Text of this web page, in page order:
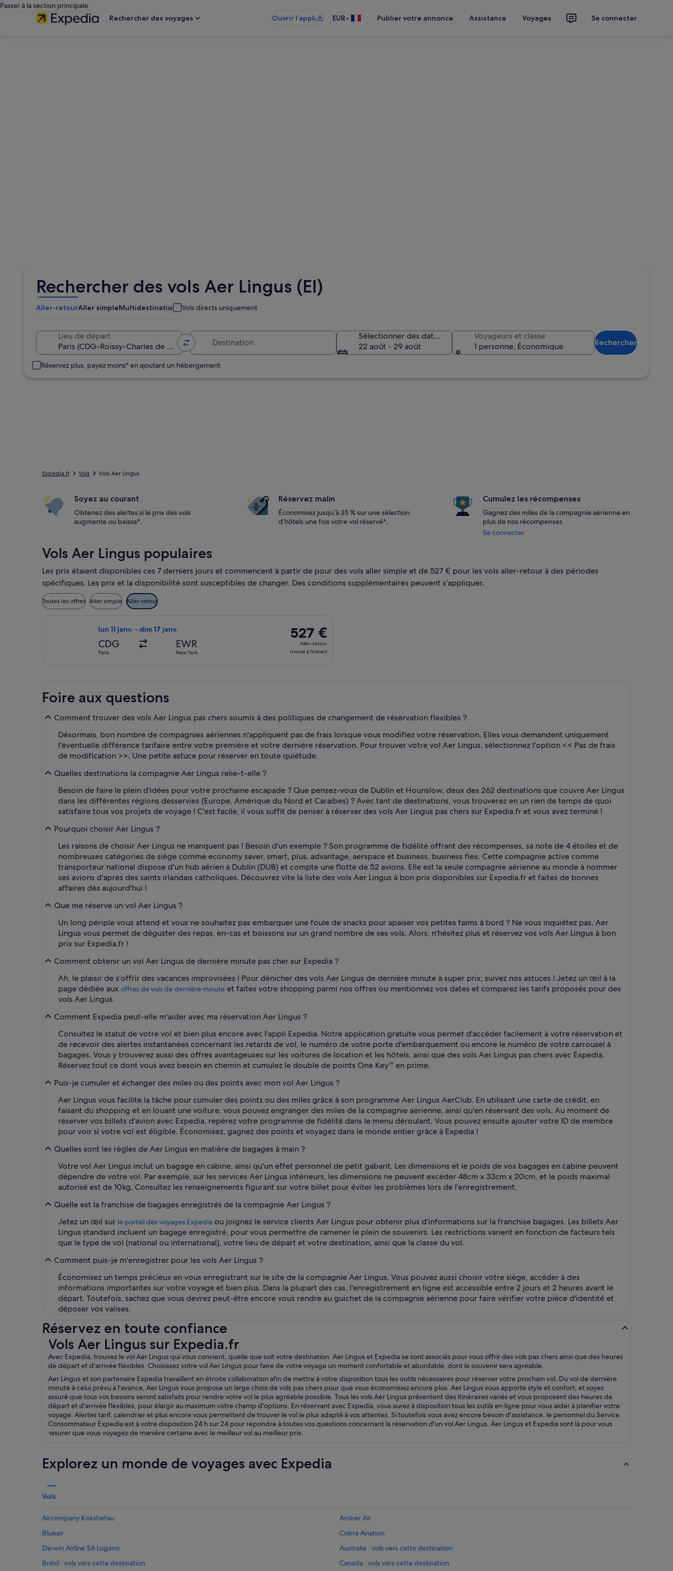
Passer à la section principale
Rechercher des voyages
Ouvrir l’appli EUR• Publier votre annonce Assistance Voyages Se connecter
Rechercher des vols Aer Lingus (EI)
Aller-retourAller simpleMultidestination Vols directs uniquement
Lieu de départ
Sélectionner des dates
22 août - 29 août
Voyageurs et classe
1 personne, Économique
Rechercher
Réservez plus, payez moins* en ajoutant un hébergement
Expedia.fr Vols Vols Aer Lingus
Soyez au courant
Obtenez des alertes si le prix des vols
augmente ou baisse*.
Réservez malin
Économisez jusqu’à 35 % sur une sélection
d’hôtels une fois votre vol réservé*.
Cumulez les récompenses
Gagnez des miles de la compagnie aérienne en
plus de nos récompenses.
Se connecter
Vols Aer Lingus populaires
Les prix étaient disponibles ces 7 derniers jours et commencent à partir de pour des vols aller simple et de 527 € pour les vols aller-retour à des périodes
spécifiques. Les prix et la disponibilité sont susceptibles de changer. Des conditions supplémentaires peuvent s’appliquer.
Toutes les offres Aller simple Aller-retour
lun 11 janv. - dim 17 janv.
CDG
Paris
EWR
New York
527 €
Aller-
retour,
527 €
Aller-retour
trouvé à l’instant
Foire aux questions
Comment trouver des vols Aer Lingus pas chers soumis à des politiques de changement de réservation flexibles ?
Désormais, bon nombre de compagnies aériennes n'appliquent pas de frais lorsque vous modifiez votre réservation. Elles vous demandent uniquement
l'éventuelle différence tarifaire entre votre première et votre dernière réservation. Pour trouver votre vol Aer Lingus, sélectionnez l'option << Pas de frais
de modification >>. Une petite astuce pour réserver en toute quiétude.
Quelles destinations la compagnie Aer Lingus relie-t-elle ?
Besoin de faire le plein d'idées pour votre prochaine escapade ? Que pensez-vous de Dublin et Hounslow, deux des 262 destinations que couvre Aer Lingus
dans les différentes régions desservies (Europe, Amérique du Nord et Caraïbes) ? Avec tant de destinations, vous trouverez en un rien de temps de quoi
satisfaire tous vos projets de voyage ! C'est facile, il vous suffit de penser à réserver des vols Aer Lingus pas chers sur Expedia.fr et vous avez terminé !
Pourquoi choisir Aer Lingus ?
Les raisons de choisir Aer Lingus ne manquent pas ! Besoin d'un exemple ? Son programme de fidélité offrant des récompenses, sa note de 4 étoiles et de
nombreuses catégories de siège comme economy saver, smart, plus, advantage, aerspace et business, business flex. Cette compagnie active comme
transporteur national dispose d'un hub aérien à Dublin (DUB) et compte une flotte de 52 avions. Elle est la seule compagnie aérienne au monde à nommer
ses avions d'après des saints irlandais catholiques. Découvrez vite la liste des vols Aer Lingus à bon prix disponibles sur Expedia.fr et faites de bonnes
affaires dès aujourd'hui !
Que me réserve un vol Aer Lingus ?
Un long périple vous attend et vous ne souhaitez pas embarquer une foule de snacks pour apaiser vos petites faims à bord ? Ne vous inquiétez pas, Aer
Lingus vous permet de déguster des repas, en-cas et boissons sur un grand nombre de ses vols. Alors, n'hésitez plus et réservez vos vols Aer Lingus à bon
prix sur Expedia.fr !
Comment obtenir un vol Aer Lingus de dernière minute pas cher sur Expedia ?
Ah, le plaisir de s'offrir des vacances improvisées ! Pour dénicher des vols Aer Lingus de dernière minute à super prix, suivez nos astuces ! Jetez un œil à la
page dédiée aux offres de vols de dernière minute et faites votre shopping parmi nos offres ou mentionnez vos dates et comparez les tarifs proposés pour des
vols Aer Lingus.
Comment Expedia peut-elle m'aider avec ma réservation Aer Lingus ?
Consultez le statut de votre vol et bien plus encore avec l'appli Expedia. Notre application gratuite vous permet d'accéder facilement à votre réservation et
de recevoir des alertes instantanées concernant les retards de vol, le numéro de votre porte d'embarquement ou encore le numéro de votre carrousel à
bagages. Vous y trouverez aussi des offres avantageuses sur les voitures de location et les hôtels, ainsi que des vols Aer Lingus pas chers avec Expedia.
Réservez tout ce dont vous avez besoin en chemin et cumulez le double de points One Key™ en prime.
Puis-je cumuler et échanger des miles ou des points avec mon vol Aer Lingus ?
Aer Lingus vous facilite la tâche pour cumuler des points ou des miles grâce à son programme Aer Lingus AerClub. En utilisant une carte de crédit, en
faisant du shopping et en louant une voiture, vous pouvez engranger des miles de la compagnie aérienne, ainsi qu'en réservant des vols. Au moment de
réserver vos billets d'avion avec Expedia, repérez votre programme de fidélité dans le menu déroulant. Vous pouvez ensuite ajouter votre ID de membre
pour voir si votre vol est éligible. Économisez, gagnez des points et voyagez dans le monde entier grâce à Expedia !
Quelles sont les règles de Aer Lingus en matière de bagages à main ?
Votre vol Aer Lingus inclut un bagage en cabine, ainsi qu'un effet personnel de petit gabarit. Les dimensions et le poids de vos bagages en cabine peuvent
dépendre de votre vol. Par exemple, sur les services Aer Lingus intérieurs, les dimensions ne peuvent excéder 48cm x 33cm x 20cm, et le poids maximal
autorisé est de 10kg. Consultez les renseignements figurant sur votre billet pour éviter les problèmes lors de l'enregistrement.
Quelle est la franchise de bagages enregistrés de la compagnie Aer Lingus ?
Jetez un œil sur le portail des voyages Expedia ou joignez le service clients Aer Lingus pour obtenir plus d'informations sur la franchise bagages. Les billets Aer
Lingus standard incluent un bagage enregistré, pour vous permettre de ramener le plein de souvenirs. Les restrictions varient en fonction de facteurs tels
que le type de vol (national ou international), votre lieu de départ et votre destination, ainsi que la classe du vol.
Comment puis-je m'enregistrer pour les vols Aer Lingus ?
Économisez un temps précieux en vous enregistrant sur le site de la compagnie Aer Lingus. Vous pouvez aussi choisir votre siège, accéder à des
informations importantes sur votre voyage et bien plus. Dans la plupart des cas, l'enregistrement en ligne est accessible entre 2 jours et 2 heures avant le
départ. Toutefois, sachez que vous devrez peut-être encore vous rendre au guichet de la compagnie aérienne pour faire vérifier votre pièce d'identité et
déposer vos valises.
Réservez en toute confiance
Vols Aer Lingus sur Expedia.fr
Avec Expedia, trouvez le vol Aer Lingus qui vous convient, quelle que soit votre destination. Aer Lingus et Expedia se sont associés pour vous offrir des vols pas chers ainsi que des heures
de départ et d'arrivée flexibles. Choisissez votre vol Aer Lingus pour faire de votre voyage un moment confortable et abordable, dont le souvenir sera agréable.
Aer Lingus et son partenaire Expedia travaillent en étroite collaboration afin de mettre à votre disposition tous les outils nécessaires pour réserver votre prochain vol. Du vol de dernière
minute à celui prévu à l'avance, Aer Lingus vous propose un large choix de vols pas chers pour que vous économisiez encore plus. Aer Lingus vous apporte style et confort, et soyez
assuré que tous vos besoins seront satisfaits pour rendre votre vol le plus agréable possible. Tous les vols Aer Lingus présentent des itinéraires variés et vous proposent des heures de
départ et d'arrivée flexibles, pour élargir au maximum votre champ d'options. En réservant avec Expedia, vous aurez à disposition tous les outils en ligne pour vous aider à planifier votre
voyage. Alertes tarif, calendrier et plus encore vous permettent de trouver le vol le plus adapté à vos attentes. Si toutefois vous avez encore besoin d'assistance, le personnel du Service
Consommateur Expedia est à votre disposition 24 h sur 24 pour répondre à toutes vos questions concernant la réservation d'un vol Aer Lingus. Aer Lingus et Expedia sont là pour vous
assurer que vous voyagez de manière certaine avec le meilleur vol au meilleur prix.
Vols Aer Lingus sur Expedia.fr
Explorez un monde de voyages avec Expedia
Vols
Aircompany Kokshetau
Amber Air
Blueair
Cobra Aviation
Darwin Airline SA Lugano
Australie : vols vers cette destination
Brésil : vols vers cette destination
Canada : vols vers cette destination